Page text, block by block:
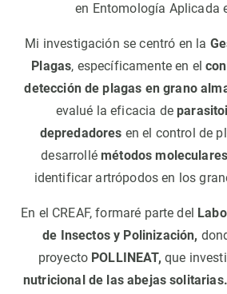
en Entomología Aplicada
Mi investigación se centró en la
Plagas, específicamente en el
detección de plagas en grano
evalué la eficacia de
depredadores en el control de
desarrollémétodos moleculares
identificar artrópodos en los
En el CREAF, formaré parte del
de Insectos y Polinización,
proyecto POLLINEAT, que
nutricional de las abejas solitarias.